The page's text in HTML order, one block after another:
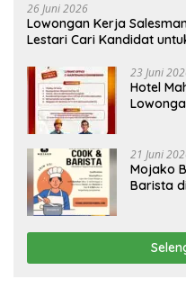
26 Juni 2026
Lowongan Kerja
Lestari Cari Kandidat
23 Juni
Hotel
21 Juni
Mojako
Barista